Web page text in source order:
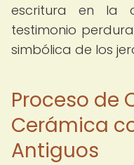
escritura en la
testimonio
simbólica de los
Proceso de
Cerámica
Antiguos